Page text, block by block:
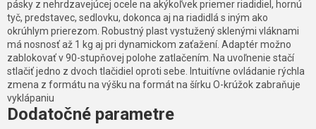
pásky z nehrdzavejúcej ocele na akýkoľvek priemer riadidiel, hornú
tyč, predstavec, sedlovku, dokonca aj na riadidlá s iným ako
okrúhlym prierezom. Robustný plast vystužený sklenými vláknami
má nosnosť až 1 kg aj pri dynamickom zaťažení. Adaptér možno
zablokovať v 90-stupňovej polohe zatlačením. Na uvoľnenie stačí
stlačiť jedno z dvoch tlačidiel oproti sebe. Intuitívne ovládanie rýchla
zmena z formátu na výšku na formát na šírku O-krúžok zabraňuje
vyklápaniu
Dodatočné parametre